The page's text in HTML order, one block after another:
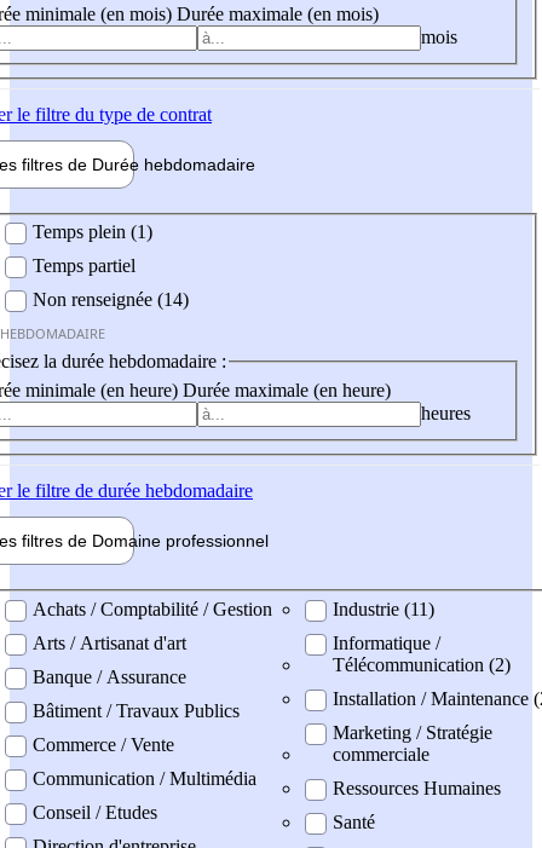
minimale (en mois) Durée maximale (en mois)
mois
le filtre du type de contrat
filtres de Durée hebdomadaire
Temps plein (1)
Temps partiel
Non renseignée (14)
la durée hebdomadaire :
minimale (en heure) Durée maximale (en heure)
heures
le filtre de durée hebdomadaire
filtres de Domaine professionnel
professionel
Achats / Comptabilité / Gestion
Arts / Artisanat d'art
Banque / Assurance
Bâtiment / Travaux Publics
Commerce / Vente
Communication / Multimédia
Conseil / Etudes
Industrie (11)
Informatique /
Télécommunication (2)
Installation / Maintenance
Marketing / Stratégie
commerciale
Ressources Humaines
Santé